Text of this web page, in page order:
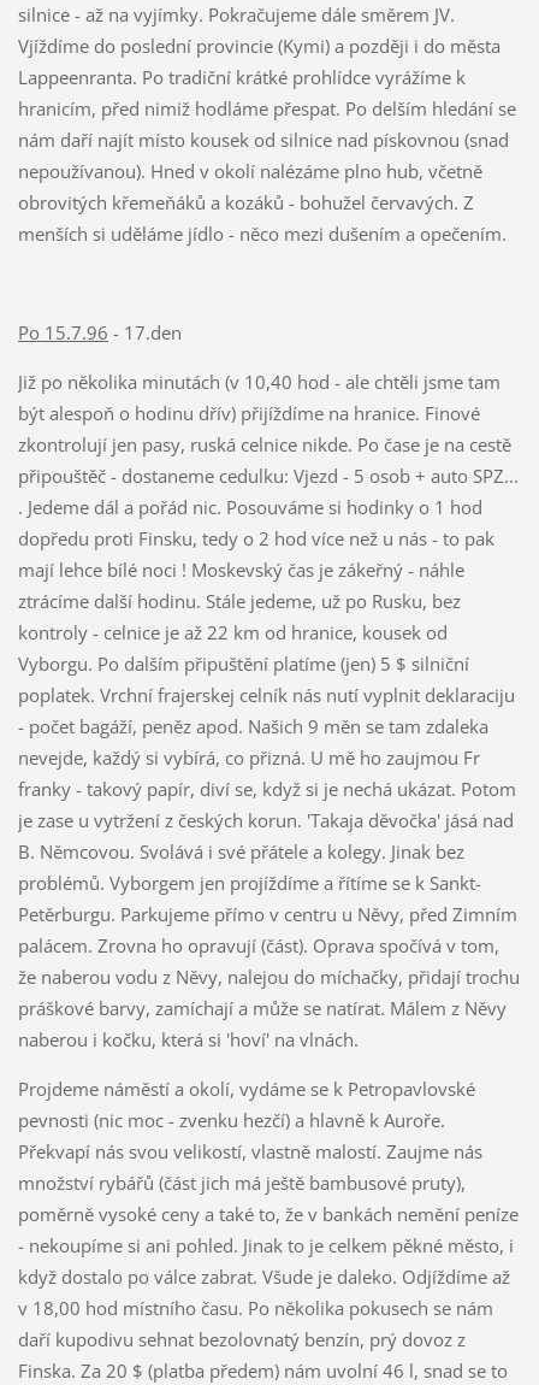
silnice - až na vyjímky. Pokračujeme dále směrem JV.
Vjíždíme do poslední provincie (Kymi) a později i do města
Lappeenranta. Po tradiční krátké prohlídce vyrážíme k
hranicím, před nimiž hodláme přespat. Po delším hledání se
nám daří najít místo kousek od silnice nad pískovnou (snad
nepoužívanou). Hned v okolí nalézáme plno hub, včetně
obrovitých křemeňáků a kozáků - bohužel červavých. Z
menších si uděláme jídlo - něco mezi dušením a opečením.
Po 15.7.96 - 17.den
Již po několika minutách (v 10,40 hod - ale chtěli jsme tam
být alespoň o hodinu dřív) přijíždíme na hranice. Finové
zkontrolují jen pasy, ruská celnice nikde. Po čase je na cestě
připouštěč - dostaneme cedulku: Vjezd - 5 osob + auto SPZ...
. Jedeme dál a pořád nic. Posouváme si hodinky o 1 hod
dopředu proti Finsku, tedy o 2 hod více než u nás - to pak
mají lehce bílé noci ! Moskevský čas je zákeřný - náhle
ztrácíme další hodinu. Stále jedeme, už po Rusku, bez
kontroly - celnice je až 22 km od hranice, kousek od
Vyborgu. Po dalším připuštění platíme (jen) 5 $ silniční
poplatek. Vrchní frajerskej celník nás nutí vyplnit deklaraciju
- počet bagáží, peněz apod. Našich 9 měn se tam zdaleka
nevejde, každý si vybírá, co přizná. U mě ho zaujmou Fr
franky - takový papír, diví se, když si je nechá ukázat. Potom
je zase u vytržení z českých korun. 'Takaja děvočka' jásá nad
B. Němcovou. Svolává i své přátele a kolegy. Jinak bez
problémů. Vyborgem jen projíždíme a řítíme se k Sankt-
Petěrburgu. Parkujeme přímo v centru u Něvy, před Zimním
palácem. Zrovna ho opravují (část). Oprava spočívá v tom,
že naberou vodu z Něvy, nalejou do míchačky, přidají trochu
práškové barvy, zamíchají a může se natírat. Málem z Něvy
naberou i kočku, která si 'hoví' na vlnách.
Projdeme náměstí a okolí, vydáme se k Petropavlovské
pevnosti (nic moc - zvenku hezčí) a hlavně k Auroře.
Překvapí nás svou velikostí, vlastně malostí. Zaujme nás
množství rybářů (část jich má ještě bambusové pruty),
poměrně vysoké ceny a také to, že v bankách nemění peníze
- nekoupíme si ani pohled. Jinak to je celkem pěkné město, i
když dostalo po válce zabrat. Všude je daleko. Odjíždíme až
v 18,00 hod místního času. Po několika pokusech se nám
daří kupodivu sehnat bezolovnatý benzín, prý dovoz z
Finska. Za 20 $ (platba předem) nám uvolní 46 l, snad se to